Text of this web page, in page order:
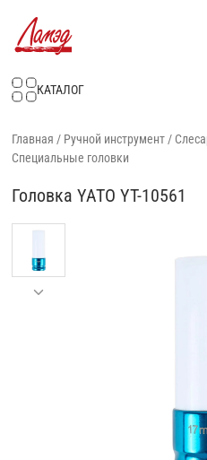
КАТАЛОГ
Главная / Ручной инструмент /
Специальные головки
Головка YATO YT-10561